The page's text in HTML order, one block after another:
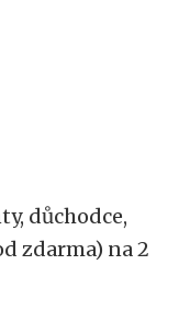
důchodce,
zdarma) na 2